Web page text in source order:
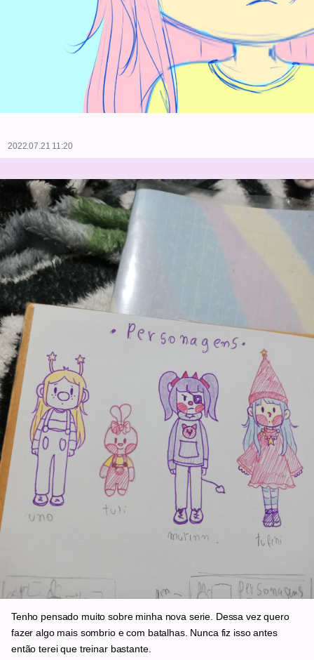
2022.07.21 11:20
Tenho pensado muito sobre minha nova serie. Dessa vez quero
fazer algo mais sombrio e com batalhas. Nunca fiz isso antes
então terei que treinar bastante.